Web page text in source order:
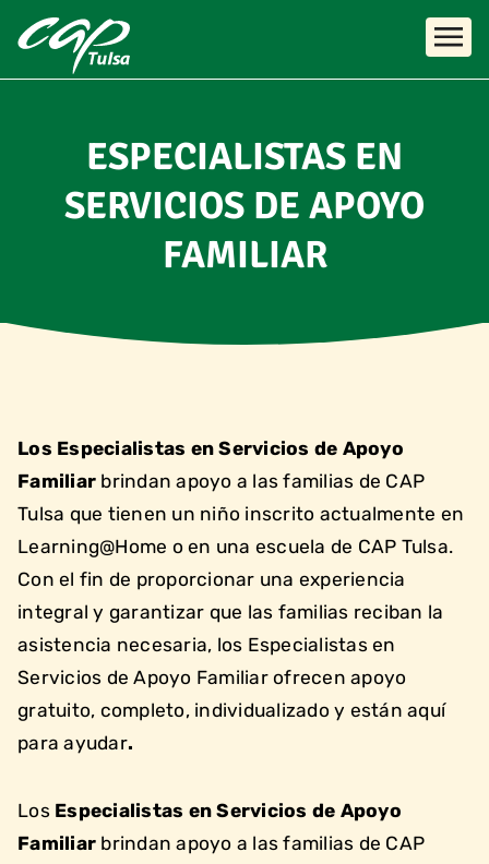
Skip to main content
ESPECIALISTAS EN
SERVICIOS DE APOYO
FAMILIAR
Los Especialistas en Servicios de Apoyo
Familiar brindan apoyo a las familias de CAP
Tulsa que tienen un niño inscrito actualmente en
Learning@Home o en una escuela de CAP Tulsa.
Con el fin de proporcionar una experiencia
integral y garantizar que las familias reciban la
asistencia necesaria, los Especialistas en
Servicios de Apoyo Familiar ofrecen apoyo
gratuito, completo, individualizado y están aquí
para ayudar.
Los Especialistas en Servicios de Apoyo
Familiar brindan apoyo a las familias de CAP